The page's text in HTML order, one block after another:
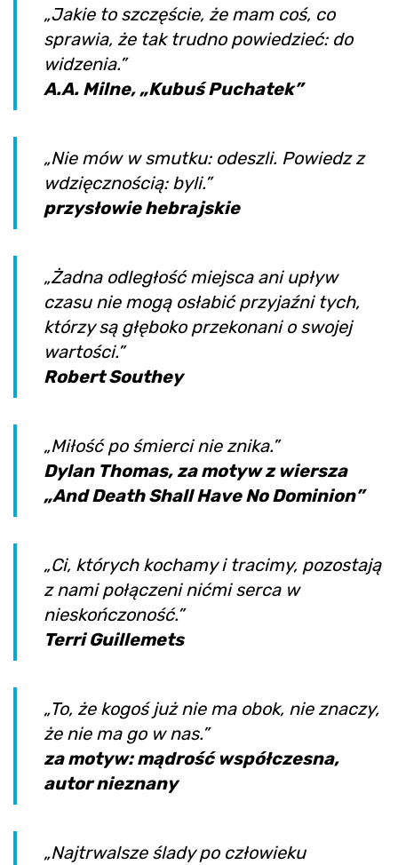
„Jakie to szczęście, że mam coś, co
sprawia, że tak trudno powiedzieć: do
widzenia.”
A.A. Milne, „Kubuś Puchatek”
„Nie mów w smutku: odeszli. Powiedz z
wdzięcznością: byli.”
przysłowie hebrajskie
„Żadna odległość miejsca ani upływ
czasu nie mogą osłabić przyjaźni tych,
którzy są głęboko przekonani o swojej
wartości.”
Robert Southey
„Miłość po śmierci nie znika.”
Dylan Thomas, za motyw z wiersza
„And Death Shall Have No Dominion”
„Ci, których kochamy i tracimy, pozostają
z nami połączeni nićmi serca w
nieskończoność.”
Terri Guillemets
„To, że kogoś już nie ma obok, nie znaczy,
że nie ma go w nas.”
za motyw: mądrość współczesna,
autor nieznany
„Najtrwalsze ślady po człowieku